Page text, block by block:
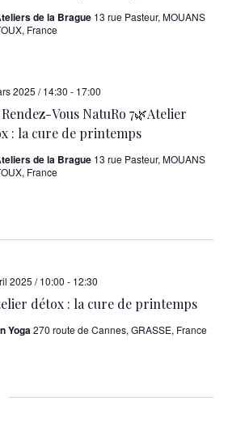
de la Brague 13 rue Pasteur, MOUANS
France
Vous NatuRo 7🌿Atelier
: la cure de printemps
2025 / 14:30 - 17:00
de la Brague 13 rue Pasteur, MOUANS
France
détox : la cure de printemps
2025 / 10:00 - 12:30
Yoga270 route de Cannes, GRASSE, France